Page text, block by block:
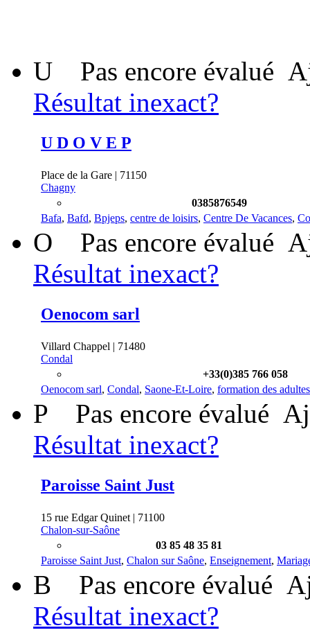
U Pas encore évalué
Résultat inexact?
U D O V E P
Place de la Gare | 71150
Chagny
0385876549
Bafa, Bafd, Bpjeps, centre de loisirs, Centre De Vacances,
O Pas encore évalué
Résultat inexact?
Oenocom sarl
Villard Chappel | 71480
Condal
+33(0)385 766 058
Oenocom sarl, Condal, Saone-Et-Loire, formation des adultes
P Pas encore évalué
Résultat inexact?
Paroisse Saint Just
15 rue Edgar Quinet | 71100
Chalon-sur-Saône
03 85 48 35 81
Paroisse Saint Just, Chalon sur Saône, Enseignement,
B Pas encore évalué
Résultat inexact?